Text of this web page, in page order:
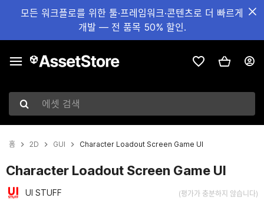
모든 워크플로를 위한 툴·프레임워크·콘텐츠로 더 빠르게
개발 — 전 품목 50% 할인.
에셋 검색
홈 2D GUI Character Loadout Screen Game UI
Character Loadout Screen Game UI
UI STUFF (평가가 충분하지 않습니다)